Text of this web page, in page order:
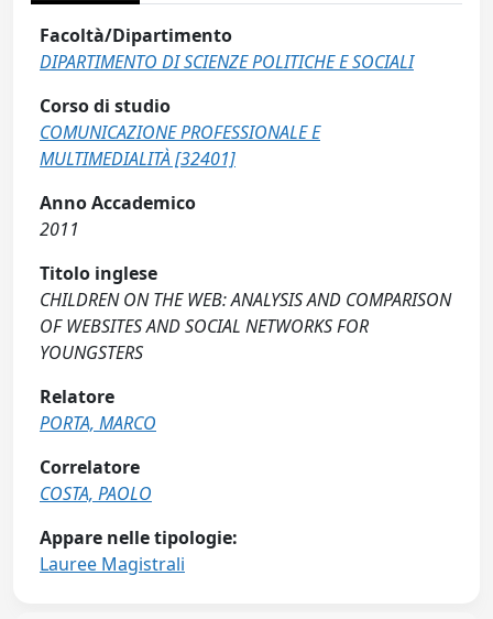
Facoltà/Dipartimento
DIPARTIMENTO DI SCIENZE POLITICHE E SOCIALI
Corso di studio
COMUNICAZIONE PROFESSIONALE E
MULTIMEDIALITÀ [32401]
Anno Accademico
2011
Titolo inglese
CHILDREN ON THE WEB: ANALYSIS AND COMPARISON
OF WEBSITES AND SOCIAL NETWORKS FOR
YOUNGSTERS
Relatore
PORTA, MARCO
Correlatore
COSTA, PAOLO
Appare nelle tipologie:
Lauree Magistrali